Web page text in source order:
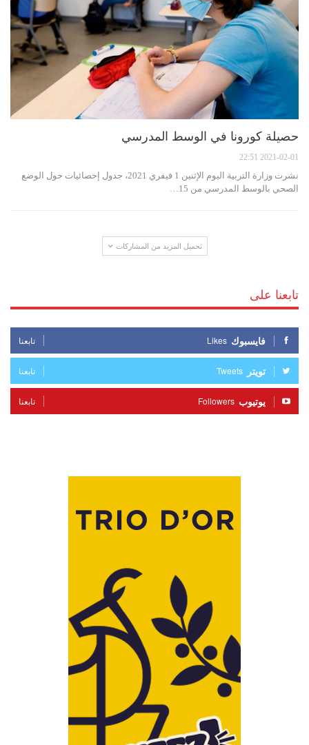
حصيلة كورونا في الوسط المدرسي
2021-02-01 22:51
نشرت وزارة التربية اليوم الإثنين 1 فيفري 2021، جدول إحصائيات حول الوضع
الصحي بالوسط المدرسي من 15…
تحميل المزيد من المشاركات
تابعنا على
فايسبوك Likes تابعنا
تويتر Tweets تابعنا
يوتيوب Followers تابعنا